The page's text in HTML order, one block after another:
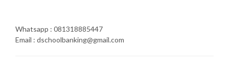
Whatsapp : 081318885447
Email : dschoolbanking@gmail.com